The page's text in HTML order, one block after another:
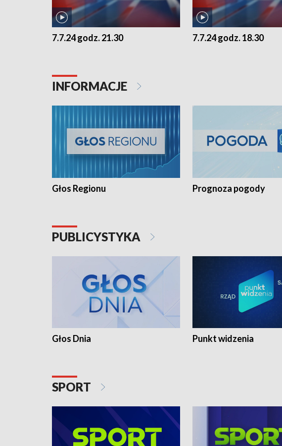
7.7.24 godz. 21.30 7.7.24 godz. 18.30
INFORMACJE
Głos Regionu Prognoza pogody
PUBLICYSTYKA
Głos Dnia Punkt widzenia
SPORT